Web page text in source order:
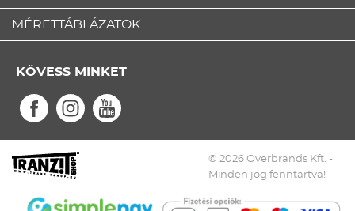
MÉRETTÁBLÁZATOK
KÖVESS MINKET
© 2026 Overbrands Kft. -
Minden jog fenntartva!